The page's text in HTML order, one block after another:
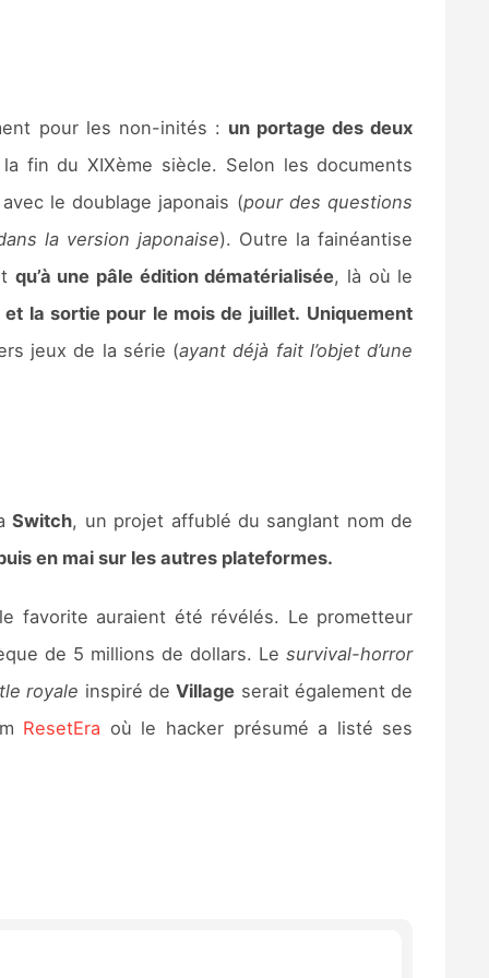
pour les non-inités : un portage des deux
fin du XIXème siècle. Selon les documents
le doublage japonais (pour des questions
la version japonaise). Outre la fainéantise
qu’à une pâle édition dématérialisée, là où le
la sortie pour le mois de juillet. Uniquement
jeux de la série (ayant déjà fait l’objet d’une
Switch, un projet affublé du sanglant nom de
en mai sur les autres plateformes.
favorite auraient été révélés. Le prometteur
de 5 millions de dollars. Lesurvival-horror
royale inspiré deVillage serait également de
ResetEra où le hacker présumé a listé ses